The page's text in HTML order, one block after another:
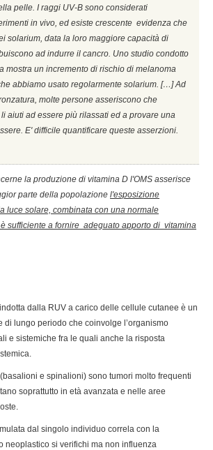
pelle. I raggi UV-B sono considerati
in vivo, ed esiste crescente evidenza che
solarium, data la loro maggiore capacità di
ad indurre il cancro. Uno studio condotto
mostra un incremento di rischio di melanoma
abbiamo usato regolarmente solarium. […] Ad
molte persone asseriscono che
aiuti ad essere più rilassati ed a provare una
E' difficile quantificare queste asserzioni.
la produzione di vitamina D l'OMS asserisce
parte della popolazione l'esposizione
luce solare, combinata con una normale
sufficiente a fornire adeguato apporto di vitamina
dalla RUV a carico delle cellule cutanee è un
di lungo periodo che coinvolge l’organismo
e sistemiche fra le quali anche la risposta
e spinalioni) sono tumori molto frequenti
soprattutto in età avanzata e nelle aree
dal singolo individuo correla con la
neoplastico si verifichi ma non influenza